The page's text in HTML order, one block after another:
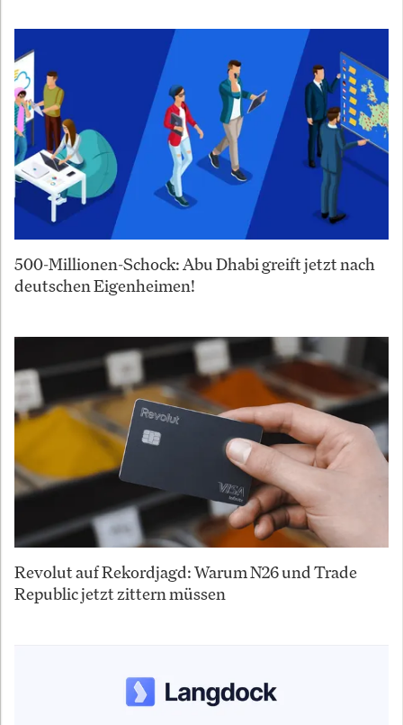
500-Millionen-Schock: Abu Dhabi greift jetzt nach
deutschen Eigenheimen!
Revolut auf Rekordjagd: Warum N26 und Trade
Republic jetzt zittern müssen